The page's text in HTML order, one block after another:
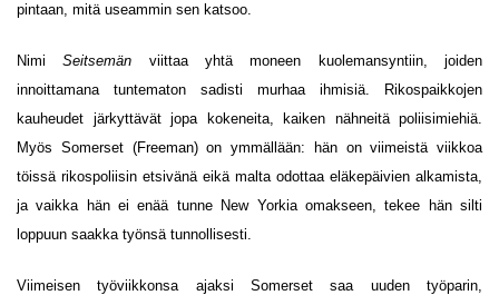
pintaan, mitä useammin sen katsoo.
NimiSeitsemän viittaa yhtä moneen kuolemansyntiin, joiden
innoittamana tuntematon sadisti murhaa ihmisiä. Rikospaikkojen
kauheudet järkyttävät jopa kokeneita, kaiken nähneitä poliisimiehiä.
Myös Somerset (Freeman) on ymmällään: hän on viimeistä viikkoa
töissä rikospoliisin etsivänä eikä malta odottaa eläkepäivien alkamista,
ja vaikka hän ei enää tunne New Yorkia omakseen, tekee hän silti
loppuun saakka työnsä tunnollisesti.
Viimeisen työviikkonsa ajaksi Somerset saa uuden työparin,